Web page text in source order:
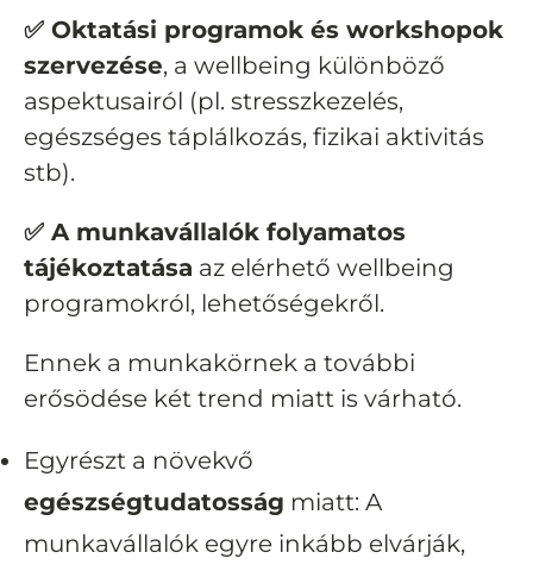
✅ Oktatási programok és workshopok
szervezése, a wellbeing különböző
aspektusairól (pl. stresszkezelés,
egészséges táplálkozás, fizikai aktivitás
stb).
✅ A munkavállalók folyamatos
tájékoztatása az elérhető wellbeing
programokról, lehetőségekről.
Ennek a munkakörnek a további
erősödése két trend miatt is várható.
Egyrészt a növekvő
egészségtudatosság miatt: A
munkavállalók egyre inkább elvárják,